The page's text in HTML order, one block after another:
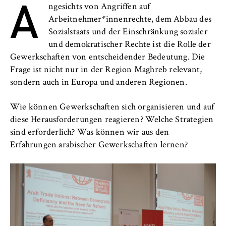
B
e
r
l
i
n
S
c
h
o
o
l
o
f
E
A
ngesichts von Angriffen auf
Arbeitnehmer*innenrechte, dem Abbau des
Sozialstaats und der Einschränkung sozialer
und demokratischer Rechte ist die Rolle der
Gewerkschaften von entscheidender Bedeutung. Die
Frage ist nicht nur in der Region Maghreb relevant,
sondern auch in Europa und anderen Regionen.
Wie können Gewerkschaften sich organisieren und auf
diese Herausforderungen reagieren? Welche Strategien
sind erforderlich? Was können wir aus den
Erfahrungen arabischer Gewerkschaften lernen?
Anbieter:
Betreiber dieser Website
Zweck:
Speichert den Zustimmungsstatus des
Benutzers für Cookies auf der aktuellen
Domäne. Dadurch wird verhindert, dass das
der Website wiederholt angezeigt wird.
Cookie Laufzeit:
1 Jahr
TYPO3 Frontend Nutzer
Name:
fe_typo_user